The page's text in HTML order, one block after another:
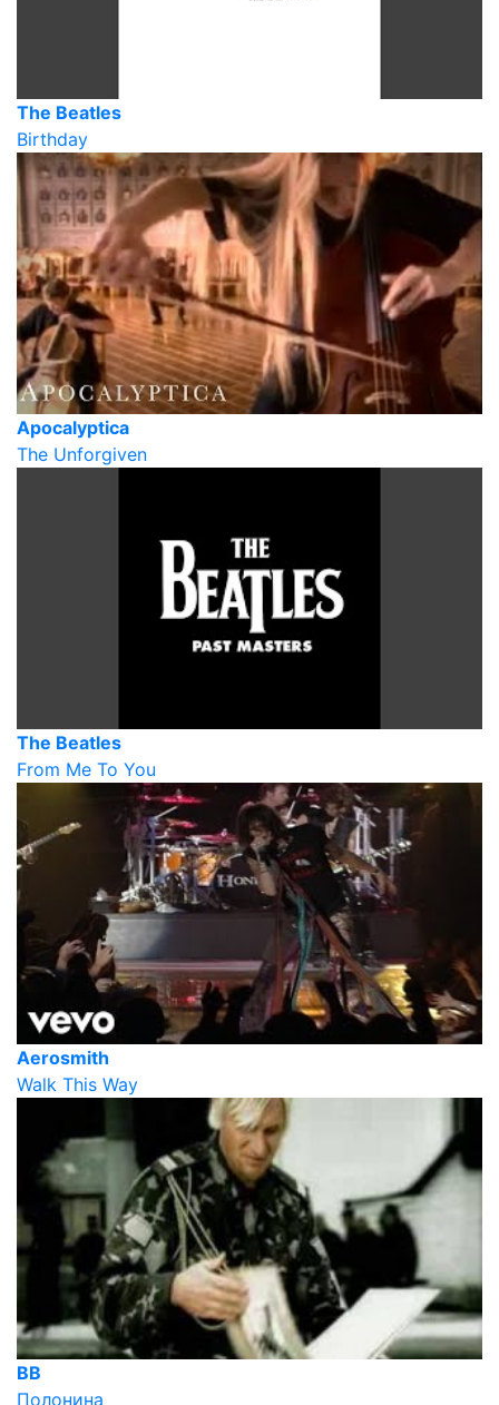
The Beatles
Birthday
Apocalyptica
The Unforgiven
The Beatles
From Me To You
Aerosmith
Walk This Way
ВВ
Полонина